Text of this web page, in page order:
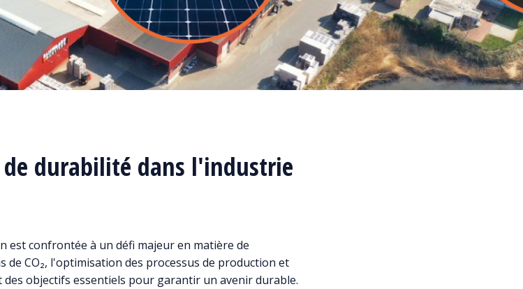
durabilité dans l'industrie
est confrontée à un défi majeur en matière de
de CO₂, l'optimisation des processus de production et
objectifs essentiels pour garantir un avenir durable.